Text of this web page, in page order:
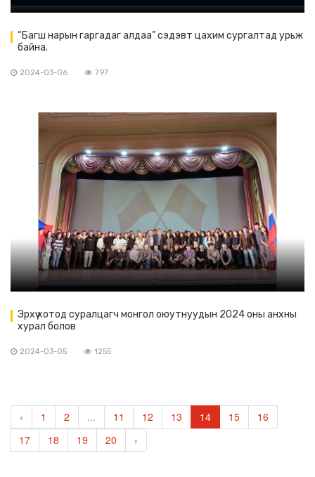
“Багш нарын гаргадаг алдаа” сэдэвт цахим сургалтад урьж
байна.
2024-03-06 797
Эрхүү хотод суралцагч монгол оюутнуудын 2024 оны анхны
хурал болов
2024-03-05 1255
‹ 1 2 ... 11 12 13 14 15
16
17
18 19 20 ›